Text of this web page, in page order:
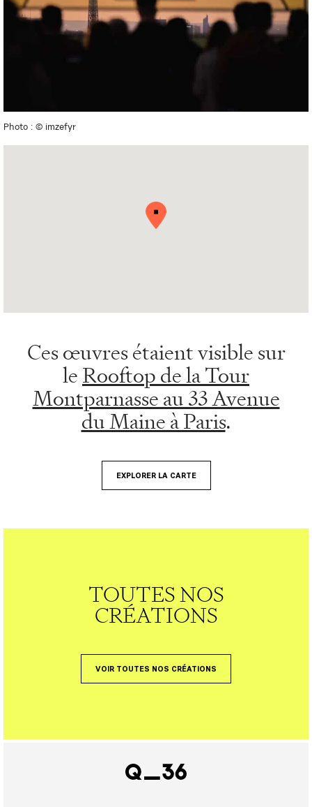
Photo : © imzefyr
Ces œuvres étaient visible sur
le Rooftop de la Tour
Montparnasse au 33 Avenue
du Maine à Paris.
EXPLORER LA CARTE
TOUTES NOS
CRÉATIONS
VOIR TOUTES NOS CRÉATIONS